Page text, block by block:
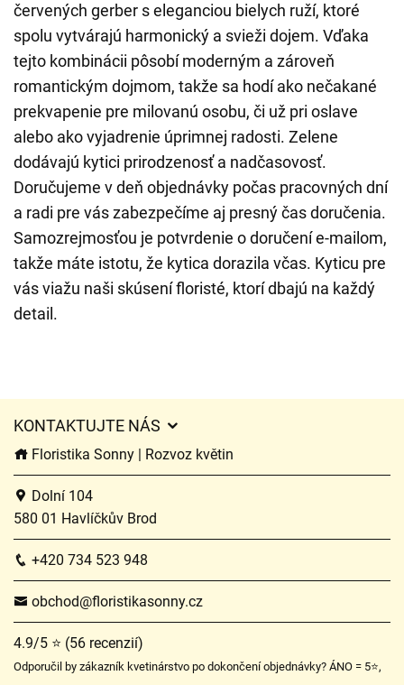
červených gerber s eleganciou bielych ruží, ktoré
spolu vytvárajú harmonický a svieži dojem. Vďaka
tejto kombinácii pôsobí moderným a zároveň
romantickým dojmom, takže sa hodí ako nečakané
prekvapenie pre milovanú osobu, či už pri oslave
alebo ako vyjadrenie úprimnej radosti. Zelene
dodávajú kytici prirodzenosť a nadčasovosť.
Doručujeme v deň objednávky počas pracovných dní
a radi pre vás zabezpečíme aj presný čas doručenia.
Samozrejmosťou je potvrdenie o doručení e-mailom,
takže máte istotu, že kytica dorazila včas. Kyticu pre
vás viažu naši skúsení floristé, ktorí dbajú na každý
detail.
KONTAKTUJTE NÁS
Floristika Sonny | Rozvoz květin
Dolní 104
580 01 Havlíčkův Brod
+420 734 523 948
obchod@floristikasonny.cz
4.9/5 ⭐ (56 recenzií)
Odporučil by zákazník kvetinárstvo po dokončení objednávky? ÁNO = 5⭐,